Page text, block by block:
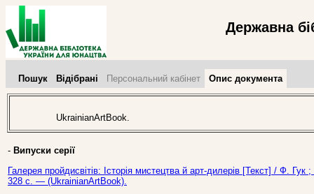
Державна
Пошук Відібрані Персональний кабінет Опис документа
UkrainianArtBook.
- Випуски серії
Галерея пройдисвітів: Історія мистецтва й арт-дилерів [Текст] / Ф.
328 с. — (UkrainianArtBook).